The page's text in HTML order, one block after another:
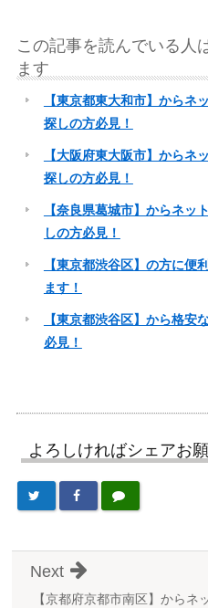
この記事を読んでいる人
ます
【東京都東大和市】からネ
探しの方必見！
【大阪府東大阪市】からネ
探しの方必見！
【奈良県葛城市】からネッ
しの方必見！
【東京都渋谷区】の方に便
ます！
【東京都渋谷区】から格安
必見！
よろしければシェアお
【京都府京都市南区】からネ
Next